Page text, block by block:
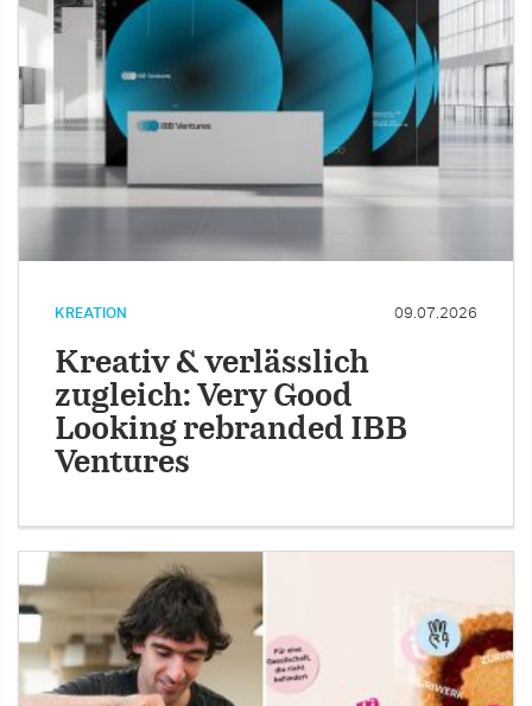
KREATION 09.07.2026
Kreativ & verlässlich
zugleich: Very Good
Looking rebranded IBB
Ventures